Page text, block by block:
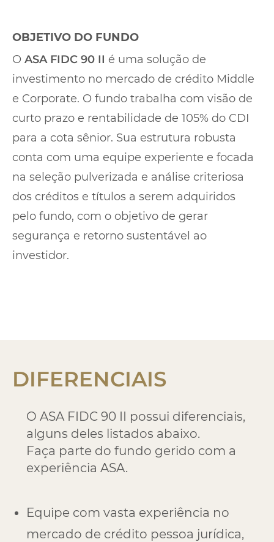
OBJETIVO DO FUNDO
O ASA FIDC 90 II é uma solução de
investimento no mercado de crédito Middle
e Corporate. O fundo trabalha com visão de
curto prazo e rentabilidade de 105% do CDI
para a cota sênior. Sua estrutura robusta
conta com uma equipe experiente e focada
na seleção pulverizada e análise criteriosa
dos créditos e títulos a serem adquiridos
pelo fundo, com o objetivo de gerar
segurança e retorno sustentável ao
investidor.
DIFERENCIAIS
O ASA FIDC 90 II possui diferenciais,
alguns deles listados abaixo.
Faça parte do fundo gerido com a
experiência ASA.
Equipe com vasta experiência no
mercado de crédito pessoa jurídica,